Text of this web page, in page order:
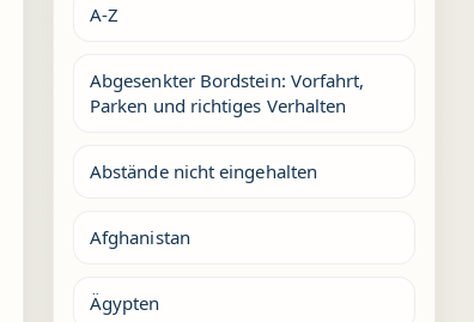
A-Z
Abgesenkter Bordstein: Vorfahrt,
Parken und richtiges Verhalten
Abstände nicht eingehalten
Afghanistan
Ägypten